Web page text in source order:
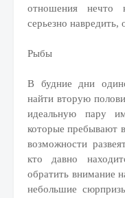
отношения нечто
серьезно
Рыбы
В будние дни
найти вторую
идеальную пару
которые пребывают
возможности
кто давно
обратить внимание
небольшие